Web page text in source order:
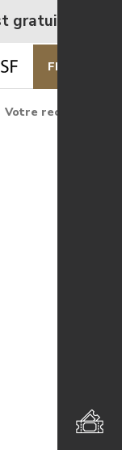
de mercredi
FR
Rechercher
Rechercher